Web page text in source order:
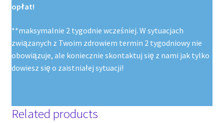
opłat!
**maksymalnie 2 tygodnie wcześniej. W sytuacjach
związanych z Twoim zdrowiem termin 2 tygodniowy nie
obowiązuje, ale koniecznie skontaktuj się z nami jak tylko
dowiesz się o zaistniałej sytuacji!
Related products